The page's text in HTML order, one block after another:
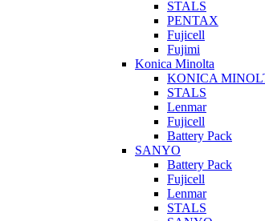
STALS
PENTAX
Fujicell
Fujimi
Konica Minolta
KONICA
STALS
Lenmar
Fujicell
Battery Pack
SANYO
Battery Pack
Fujicell
Lenmar
STALS